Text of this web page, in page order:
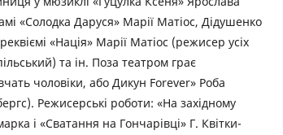
«Солодка Даруся» Марії Матіос, Дідушенко
«Нація» Марії Матіос (режисер усіх
та ін. Поза театром грає
чоловіки, або Дикун Forever» Роба
Режисерські роботи: «На західному
і «Сватання на Гончарівці» Г. Квітки-